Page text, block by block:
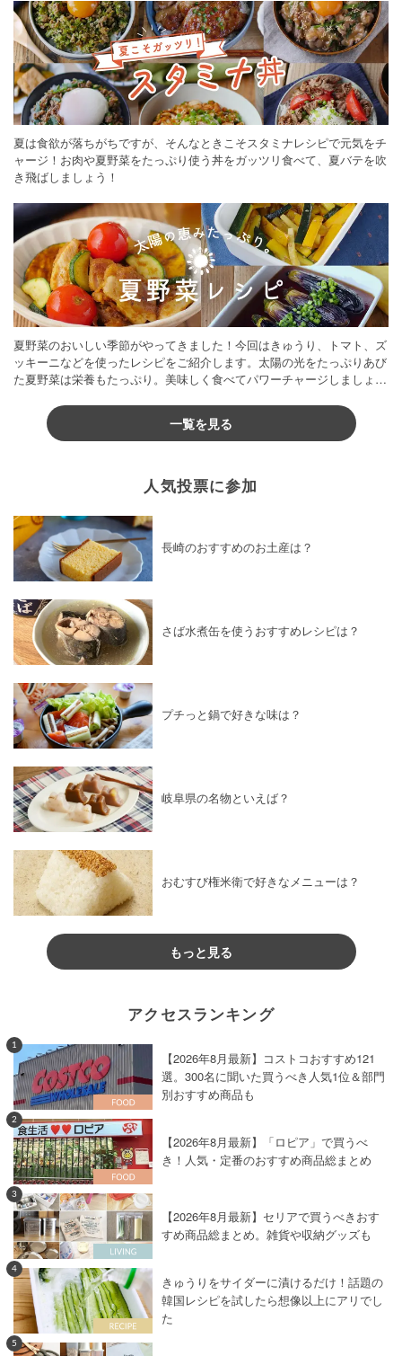
夏は食欲が落ちがちですが、そんなときこそスタミナレシピで元気をチ
ャージ！お肉や夏野菜をたっぷり使う丼をガッツリ食べて、夏バテを吹
き飛ばしましょう！
夏野菜のおいしい季節がやってきました！今回はきゅうり、トマト、ズ
ッキーニなどを使ったレシピをご紹介します。太陽の光をたっぷりあび
た夏野菜は栄養もたっぷり。美味しく食べてパワーチャージしましょう
一覧を見る
人気投票に参加
長崎のおすすめのお土産は？
さば水煮缶を使うおすすめレシピは？
プチっと鍋で好きな味は？
岐阜県の名物といえば？
おむすび権米衛で好きなメニューは？
もっと見る
アクセスランキング
1
【2026年8月最新】コストコおすすめ121
選。300名に聞いた買うべき人気1位＆部門
別おすすめ商品も
2
【2026年8月最新】「ロピア」で買うべ
き！人気・定番のおすすめ商品総まとめ
3
【2026年8月最新】セリアで買うべきおす
すめ商品総まとめ。雑貨や収納グッズも
4
きゅうりをサイダーに漬けるだけ！話題の
韓国レシピを試したら想像以上にアリでし
た
5